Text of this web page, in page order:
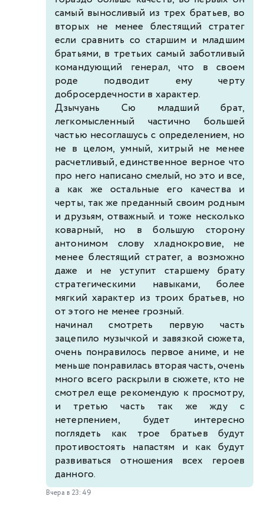
самый выносливый из трех братьев, во
вторых не менее блестящий стратег
если сравнить со старшим и младшим
братьями, в третьих самый заботливый
командующий генерал, что в своем
роде подводит ему черту
добросердечности в характер.
Дзычуань Сю младший брат,
легкомысленный частично большей
частью несоглашусь с определением, но
не в целом, умный, хитрый не менее
расчетливый, единственное верное что
про него написано смелый, но это и все,
а как же остальные его качества и
черты, так же преданный своим родным
и друзьям, отважный. и тоже несколько
коварный, но в большую сторону
антонимом слову хладнокровие, не
менее блестящий стратег, а возможно
даже и не уступит старшему брату
стратегическими навыками, более
мягкий характер из троих братьев, но
от этого не менее грозный.
начинал смотреть первую часть
зацепило музычкой и завязкой сюжета,
очень понравилось первое аниме, и не
меньше понравилась вторая часть, очень
много всего раскрыли в сюжете, кто не
смотрел еще рекомендую к просмотру,
и третью часть так же жду с
нетерпением, будет интересно
поглядеть как трое братьев будут
противостоять напастям и как будут
развиваться отношения всех героев
данного.
Вчера в 23:49